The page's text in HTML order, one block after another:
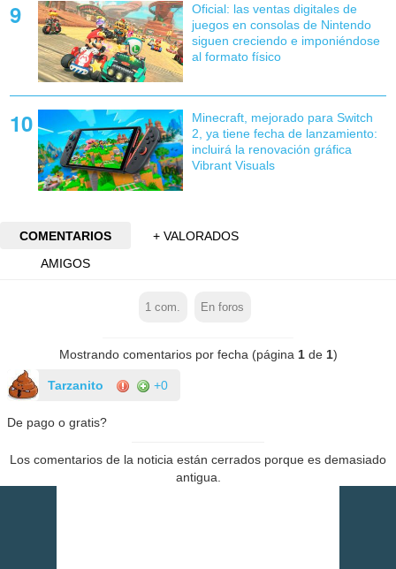
Oficial: las ventas digitales de
juegos en consolas de Nintendo
siguen creciendo e imponiéndose
al formato físico
Minecraft, mejorado para Switch
2, ya tiene fecha de lanzamiento:
incluirá la renovación gráfica
Vibrant Visuals
COMENTARIOS
+ VALORADOS
AMIGOS
1 com. En foros
Mostrando comentarios por fecha (página 1de 1)
Tarzanito +0
De pago o gratis?
Los comentarios de la noticia están cerrados porque es demasiado
antigua.